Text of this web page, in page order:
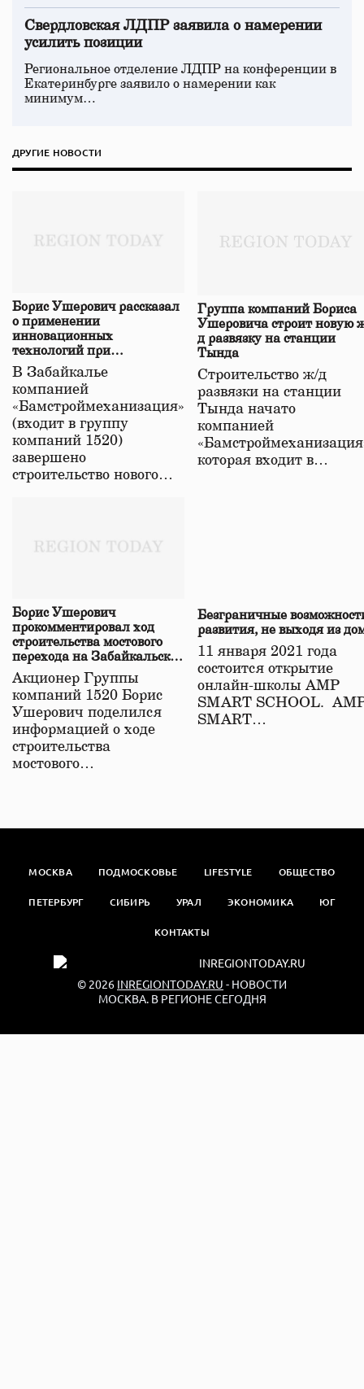
Свердловская ЛДПР заявила о намерении
усилить позиции
Региональное отделение ЛДПР на конференции в
Екатеринбурге заявило о намерении как
минимум…
ДРУГИЕ НОВОСТИ
Борис Ушерович рассказал
о применении
инновационных
технологий при
строительстве нового моста
в Забайкалье
В Забайкалье
компанией
«Бамстроймеханизация»
(входит в группу
компаний 1520)
завершено
строительство нового…
Группа компаний Бориса
Ушеровича строит новую
д развязку на станции
Тында
Строительство ж/д
развязки на станции
Тында начато
компанией
которая входит в…
Борис Ушерович
прокомментировал ход
строительства мостового
перехода на Забайкальской
железной дороге
Акционер Группы
компаний 1520 Борис
Ушерович поделился
информацией о ходе
строительства
мостового…
Безграничные
развития, не выходя из
11 января 2021 года
состоится открытие
онлайн-школы АМР
SMART SCHOOL.
SMART…
МОСКВА ПОДМОСКОВЬЕ LIFESTYLE ОБЩЕСТВО
ПЕТЕРБУРГ СИБИРЬ УРАЛ ЭКОНОМИКА ЮГ
КОНТАКТЫ
© 2026 INREGIONTODAY.RU - НОВОСТИ
МОСКВА. В РЕГИОНЕ СЕГОДНЯ